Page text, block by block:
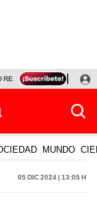
RESULTADOS HOY
MUNDO
05 Dic 2024 | 13:05 h